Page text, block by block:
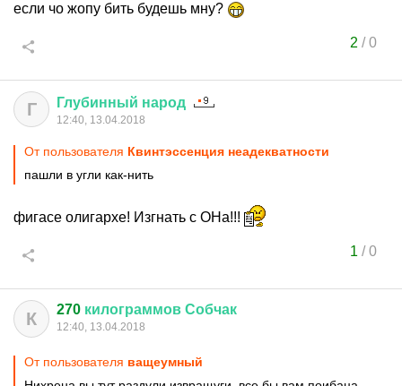
если чо жопу бить будешь мну?
2 /0
Г Глубинный народ
12:40, 13.04.2018
От пользователя Квинтэссенция неадекватности
пашли в угли как-нить
фигасе олигархе! Изгнать с ОНа!!!
1 /0
К 270 килограммов Собчак
12:40, 13.04.2018
От пользователя ващеумный